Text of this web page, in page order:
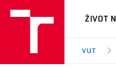
VUT
ŽIVOT
VUT